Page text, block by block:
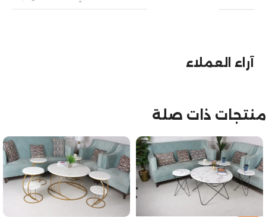
آراء العملاء
منتجات ذات صلة